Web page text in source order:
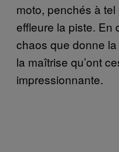
moto, penchés à
effleure la piste. En
chaos que donne
la maîtrise qu’ont
impressionnante.